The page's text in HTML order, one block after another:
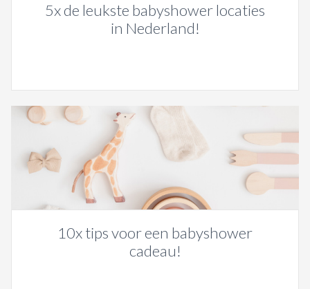
5x de leukste babyshower locaties
in Nederland!
10x tips voor een babyshower
cadeau!